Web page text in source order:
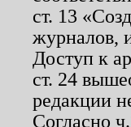
ст. 13
журналов,
Доступ к
ст. 24
редакции
Согласно